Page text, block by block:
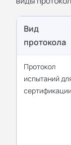
Вид
протокола
Протокол
испытаний
сертификации